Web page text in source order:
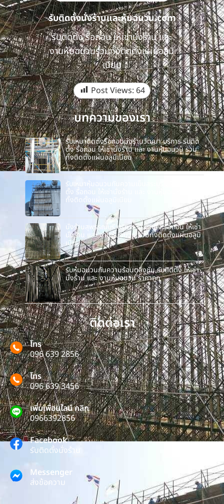
รับติดตั้งนั่งร้านและหุ้มฉนวน.com
รับติดตั้ง รื้อถอน ให้เช่านั่งร้าน และ
งานหุ้มฉนวนรวมทั้งติดตั้งแผ่นอลูมิ
เนียม
Post Views: 64
บทความของเรา
รับเหมาติดตั้งรื้อถอนนั่งร้านวัฒนา บริการ รับติด
ตั้ง รื้อถอน ให้เช่านั่งร้าน และ งานหุ้มฉนวน รวม
ทั้งติดตั้งแผ่นอลูมิเนียม
รับเหมาหุ้มฉนวนกันความเย็นสระบุรี บริการ รับติด
ตั้ง รื้อถอน ให้เช่านั่งร้าน และ งานหุ้มฉนวน รวม
ทั้งติดตั้งแผ่นอลูมิเนียม
นั่งร้านสุพรรณบุรี บริการ รับติดตั้ง รื้อถอน ให้เช่า
นั่งร้าน และ งานหุ้มฉนวน รวมทั้งติดตั้งแผ่นอลูมิ
เนียม
รับหุ้มฉนวนกันความร้อนตลิ่งชัน รับติดตั้ง ให้เช่า
นั่งร้าน และ งานหุ้มฉนวน ราคาถูก
ติดต่อเรา
โทร
096 639 2856
โทร
096 639 3456
เพิ่มเพื่อนไลน์ คลิก
0966392856
Facebook
รับติดตั้งนั่งร้าน
Messenger
ส่งข้อความ